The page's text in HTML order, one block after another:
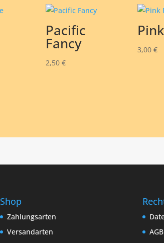
Pacific
Fancy
2,50€
3,00 €
Shop
Zahlungsarten
Versandarten
AGB